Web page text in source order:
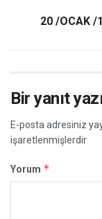
20 /OCAK /
Bir yanıt
E-posta adresiniz
işaretlenmişlerdir
Yorum *